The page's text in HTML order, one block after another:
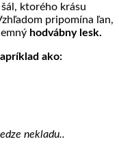
ani
RF
signál
ktorého krásu
pripomína ľan,
hodvábny lesk.
ako:
nekladu..